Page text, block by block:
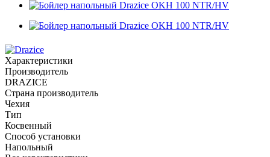
Характеристики
Производитель
DRAZICE
Страна производитель
Чехия
Тип
Косвенный
Способ установки
Напольный